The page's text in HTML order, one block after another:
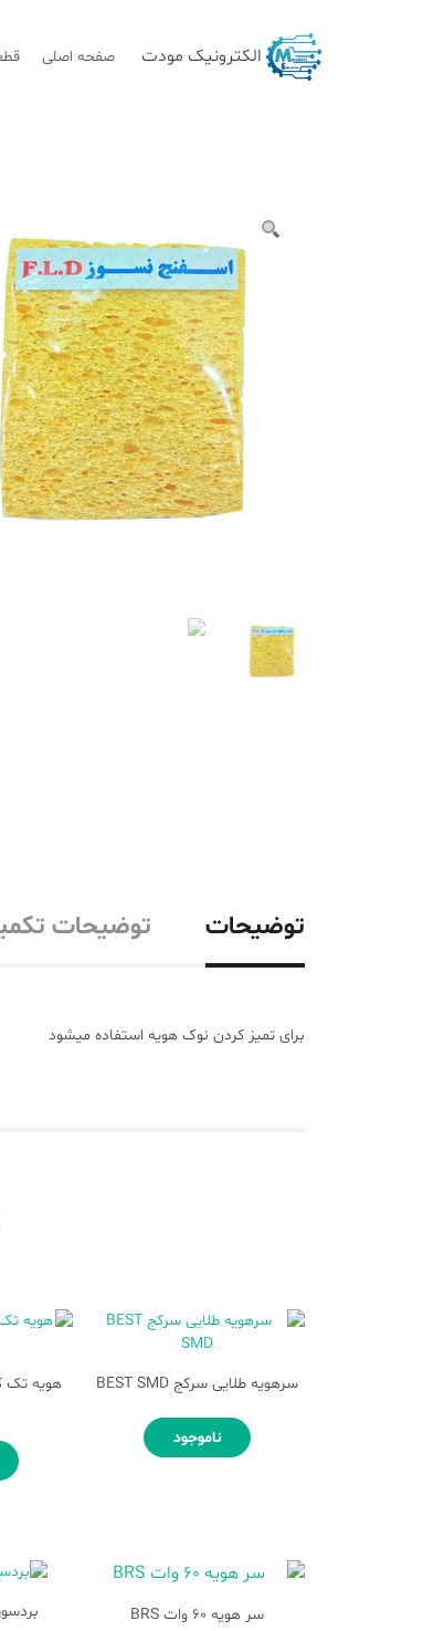
الکترونیک مودت صفحه اصلی
توضیحات توضیحات
برای تمیز کردن نوک هویه استفاده میشود
سرهویه طلایی سرکج BEST SMD
ناموجود
سر هویه 60 وات BRS